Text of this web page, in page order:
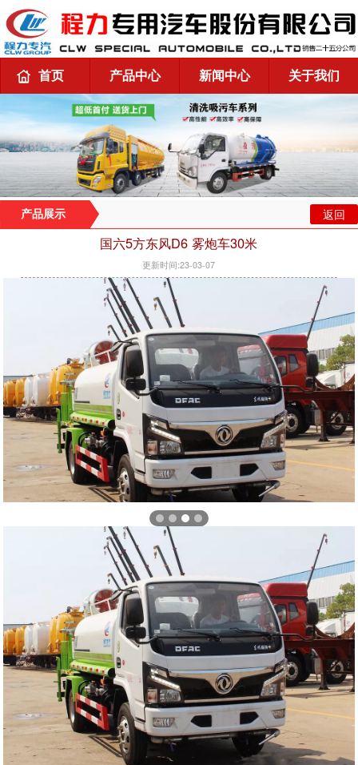
首页 产品中心 新闻中心 关于我们
产品展示 返回
国六5方东风D6 雾炮车30米
更新时间:23-03-07